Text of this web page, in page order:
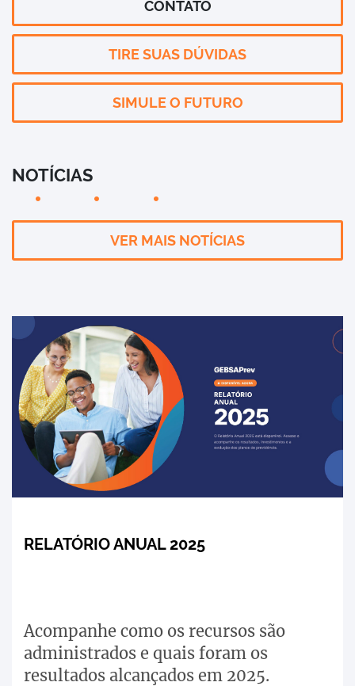
CONTATO
TIRE SUAS DÚVIDAS
SIMULE O FUTURO
NOTÍCIAS
VER MAIS NOTÍCIAS
RELATÓRIO ANUAL 2025
Acompanhe como os recursos são
administrados e quais foram os
resultados alcançados em 2025.